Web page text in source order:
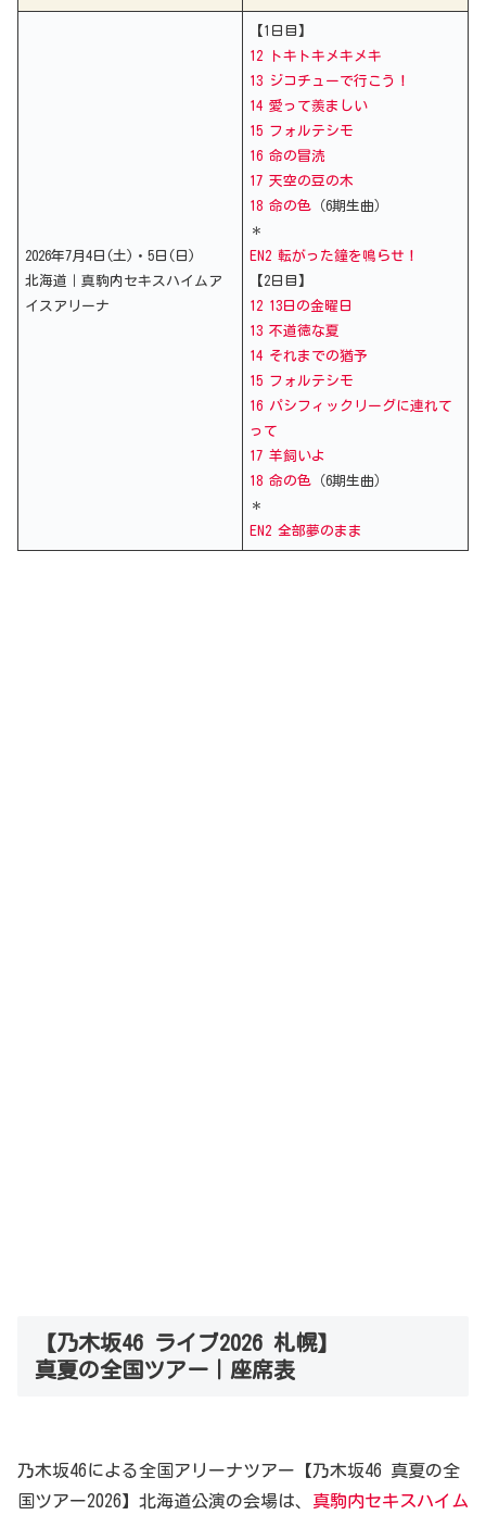
2026年7月4日(土)・5日(日)
北海道｜真駒内セキスハイムア
イスアリーナ
【1日目】
12 トキトキメキメキ
13 ジコチューで行こう！
14 愛って羨ましい
15 フォルテシモ
16 命の冒涜
17 天空の豆の木
18 命の色 （6期生曲）
＊
EN2 転がった鐘を鳴らせ！
【2日目】
12 13日の金曜日
13 不道徳な夏
14 それまでの猶予
15 フォルテシモ
16 パシフィックリーグに連れて
って
17 羊飼いよ
18 命の色 （6期生曲）
＊
EN2 全部夢のまま
【乃木坂46 ライブ2026 札幌】
真夏の全国ツアー｜座席表
乃木坂46による全国アリーナツアー【乃木坂46 真夏の全
国ツアー2026】北海道公演の会場は、 真駒内セキスハイム